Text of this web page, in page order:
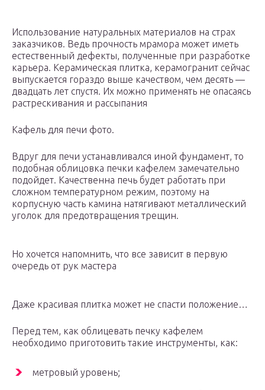
Использование натуральных материалов на страх
заказчиков. Ведь прочность мрамора может иметь
естественный дефекты, полученные при разработке
карьера. Керамическая плитка, керамогранит сейчас
выпускается гораздо выше качеством, чем десять —
двадцать лет спустя. Их можно применять не опасаясь
растрескивания и рассыпания
Кафель для печи фото.
Вдруг для печи устанавливался иной фундамент, то
подобная облицовка печки кафелем замечательно
подойдет. Качественна печь будет работать при
сложном температурном режим, поэтому на
корпусную часть камина натягивают металлический
уголок для предотвращения трещин.
Но хочется напомнить, что все зависит в первую
очередь от рук мастера
Даже красивая плитка может не спасти положение…
Перед тем, как облицевать печку кафелем
необходимо приготовить такие инструменты, как:
метровый уровень;